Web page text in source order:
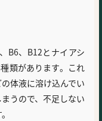
B6、B12とナイアシ
類があります。これ
体液に溶け込んでい
うので、不足しない